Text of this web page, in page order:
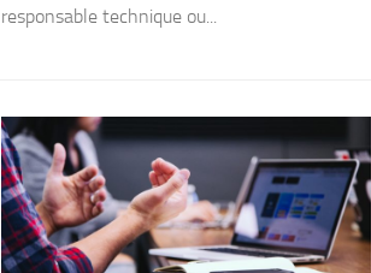
responsable technique ou...